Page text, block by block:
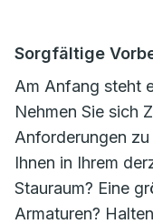
Sorgfältige
Am Anfang steht
Nehmen Sie sich
Anforderungen
Ihnen in Ihrem
Stauraum? Eine
Armaturen?